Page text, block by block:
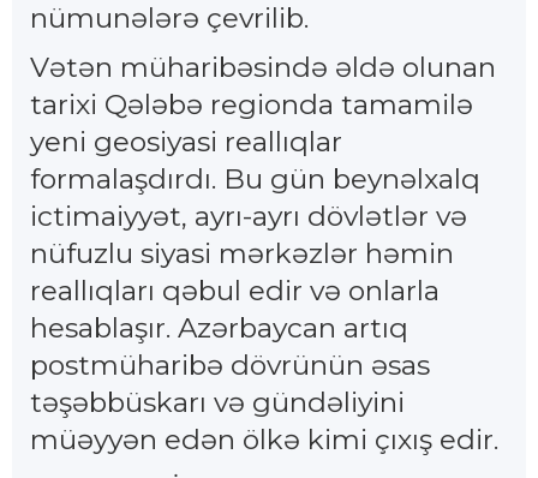
nümunələrə çevrilib.
Vətən müharibəsində əldə olunan
tarixi Qələbə regionda tamamilə
yeni geosiyasi reallıqlar
formalaşdırdı. Bu gün beynəlxalq
ictimaiyyət, ayrı-ayrı dövlətlər və
nüfuzlu siyasi mərkəzlər həmin
reallıqları qəbul edir və onlarla
hesablaşır. Azərbaycan artıq
postmüharibə dövrünün əsas
təşəbbüskarı və gündəliyini
müəyyən edən ölkə kimi çıxış edir.